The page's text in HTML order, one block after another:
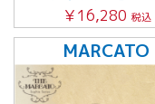
￥16,280 税込
MARCATO